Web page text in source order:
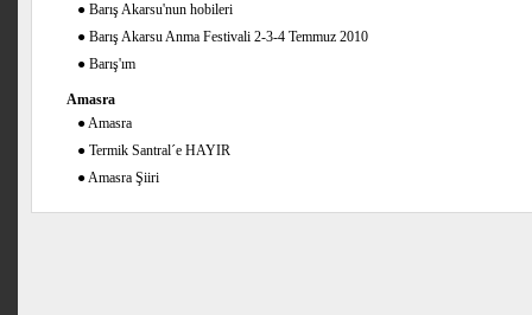
● Barış Akarsu'nun hobileri
● Barış Akarsu Anma Festivali 2-3-4 Temmuz 2010
● Barış'ım
Amasra
●Amasra
● Termik Santral´e HAYIR
●Amasra Şiiri